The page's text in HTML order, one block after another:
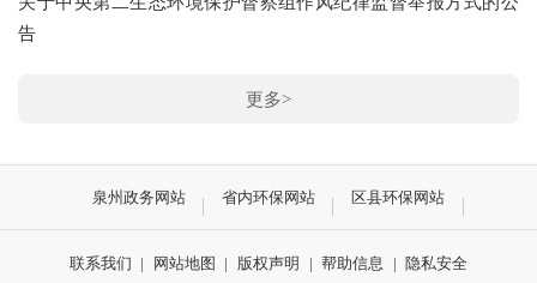
告
更多>
泉州政务网站 省内环保网站 区县环保网站
联系我们 | 网站地图 | 版权声明 | 帮助信息 | 隐私安全